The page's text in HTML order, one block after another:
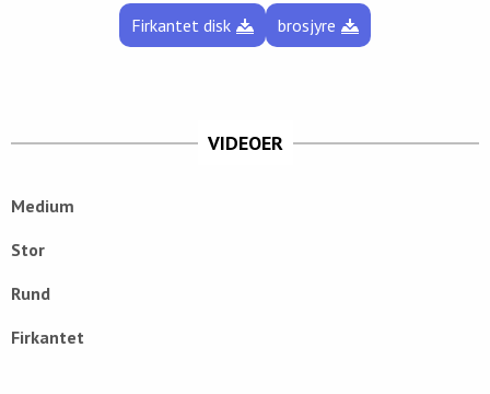
Firkantet disk brosjyre
VIDEOER
Medium
Stor
Rund
Firkantet